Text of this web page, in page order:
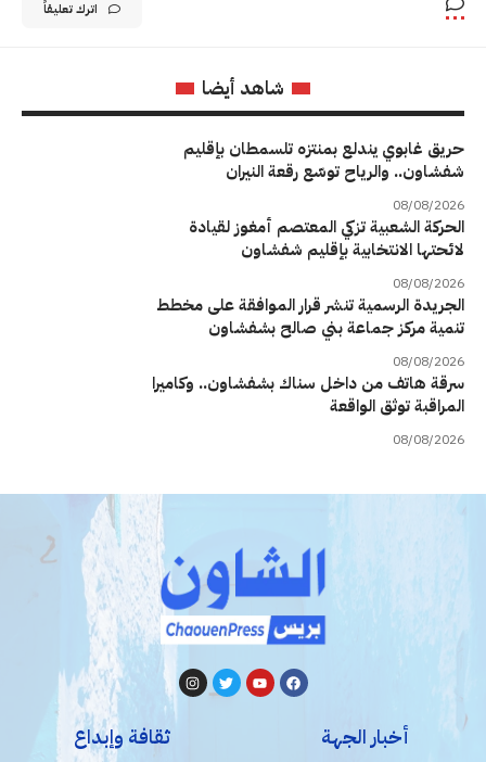
اترك تعليقاً
شاهد أيضا
حريق غابوي يندلع بمنتزه تلسمطان بإقليم
شفشاون.. والرياح توسّع رقعة النيران
08/08/2026
الحركة الشعبية تزكي المعتصم أمغوز لقيادة
لائحتها الانتخابية بإقليم شفشاون
08/08/2026
الجريدة الرسمية تنشر قرار الموافقة على مخطط
تنمية مركز جماعة بني صالح بشفشاون
08/08/2026
سرقة هاتف من داخل سناك بشفشاون.. وكاميرا
المراقبة توثق الواقعة
08/08/2026
أخبار الجهة
ثقافة وإبداع